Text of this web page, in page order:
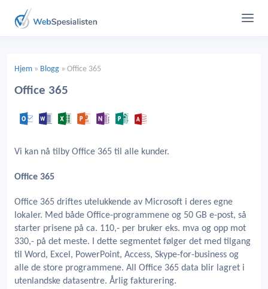
Hjem » Blogg » Office 365
Office 365
Vi kan nå tilby Office 365 til alle kunder.
Office 365
Office 365 driftes utelukkende av Microsoft i deres egne
lokaler. Med både Office-programmene og 50 GB e-post, så
starter prisene på ca. 110,- per bruker eks. mva og opp mot
330,- på det meste. I dette segmentet følger det med tilgang
til Word, Excel, PowerPoint, Access, Skype-for-business og
alle de store programmene. All Office 365 data blir lagret i
utenlandske datasentre. Årlig fakturering.